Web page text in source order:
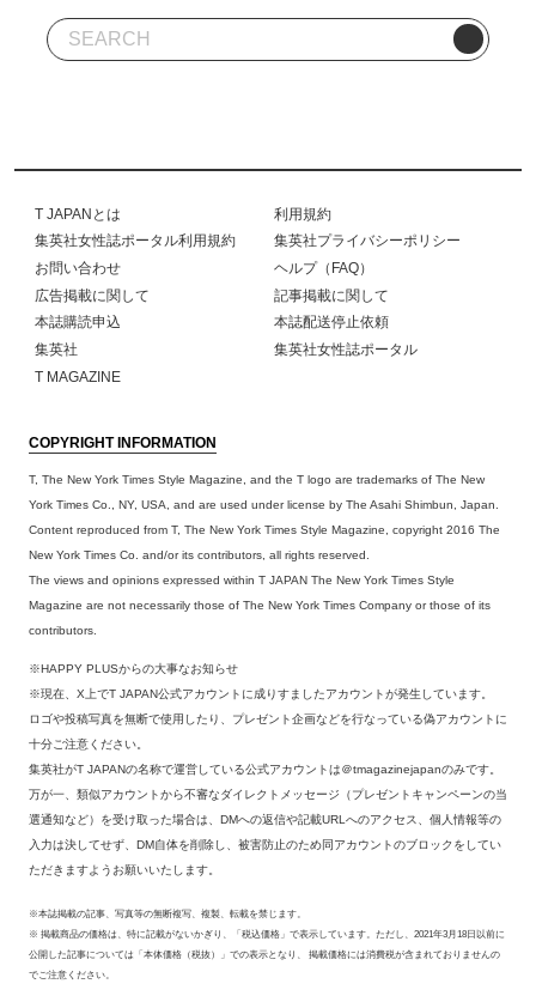
T JAPANとは
利用規約
集英社女性誌ポータル利用規約
集英社プライバシーポリシー
お問い合わせ
ヘルプ（FAQ）
広告掲載に関して
記事掲載に関して
本誌購読申込
本誌配送停止依頼
集英社
集英社女性誌ポータル
T MAGAZINE
COPYRIGHT INFORMATION
T, The New York Times Style Magazine, and the T logo are trademarks of The New
York Times Co., NY, USA, and are used under license by The Asahi Shimbun, Japan.
Content reproduced from T, The New York Times Style Magazine, copyright 2016 The
New York Times Co. and/or its contributors, all rights reserved.
The views and opinions expressed within T JAPAN The New York Times Style
Magazine are not necessarily those of The New York Times Company or those of its
contributors.
※HAPPY PLUSからの大事なお知らせ
※現在、X上でT JAPAN公式アカウントに成りすましたアカウントが発生しています。
ロゴや投稿写真を無断で使用したり、プレゼント企画などを行なっている偽アカウントに
十分ご注意ください。
集英社がT JAPANの名称で運営している公式アカウントは＠tmagazinejapanのみです。
万が一、類似アカウントから不審なダイレクトメッセージ（プレゼントキャンペーンの当
選通知など）を受け取った場合は、DMへの返信や記載URLへのアクセス、個人情報等の
入力は決してせず、DM自体を削除し、被害防止のため同アカウントのブロックをしてい
ただきますようお願いいたします。
※本誌掲載の記事、写真等の無断複写、複製、転載を禁じます。
※ 掲載商品の価格は、特に記載がないかぎり、「税込価格」で表示しています。ただし、2021年3月18日以前に
公開した記事については「本体価格（税抜）」での表示となり、 掲載価格には消費税が含まれておりませんの
でご注意ください。